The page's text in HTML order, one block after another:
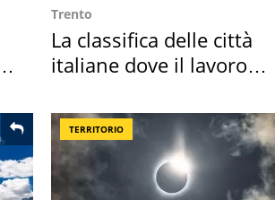
Trento
La classifica delle città
italiane dove il lavoro
TERRITORIO